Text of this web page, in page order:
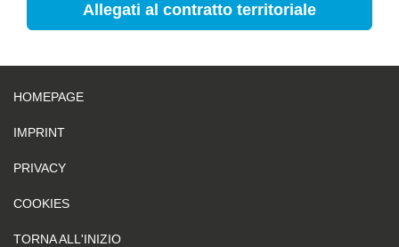
Allegati al contratto territoriale
HOMEPAGE
IMPRINT
PRIVACY
COOKIES
TORNA ALL'INIZIO